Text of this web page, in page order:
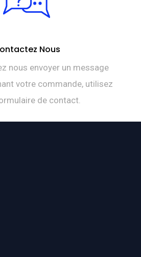
Nous
nous envoyer un message
votre commande, utilisez
de contact.